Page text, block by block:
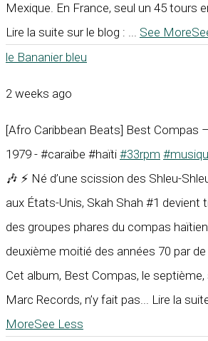
Mexique. En France, seul un 45 tours
Lire la suite sur le blog : ... See More
le Bananier bleu
2 weeks ago
[Afro Caribbean Beats] Best Compas
1979 - #caraïbe #haïti #33rpm
🎶 ⚡ Né d’une scission des Shleu-
aux États-Unis, Skah Shah #1 devient
des groupes phares du compas
deuxième moitié des années 70 par
Cet album, Best Compas, le
Marc Records, n’y fait pas... Lire la
MoreSee Less